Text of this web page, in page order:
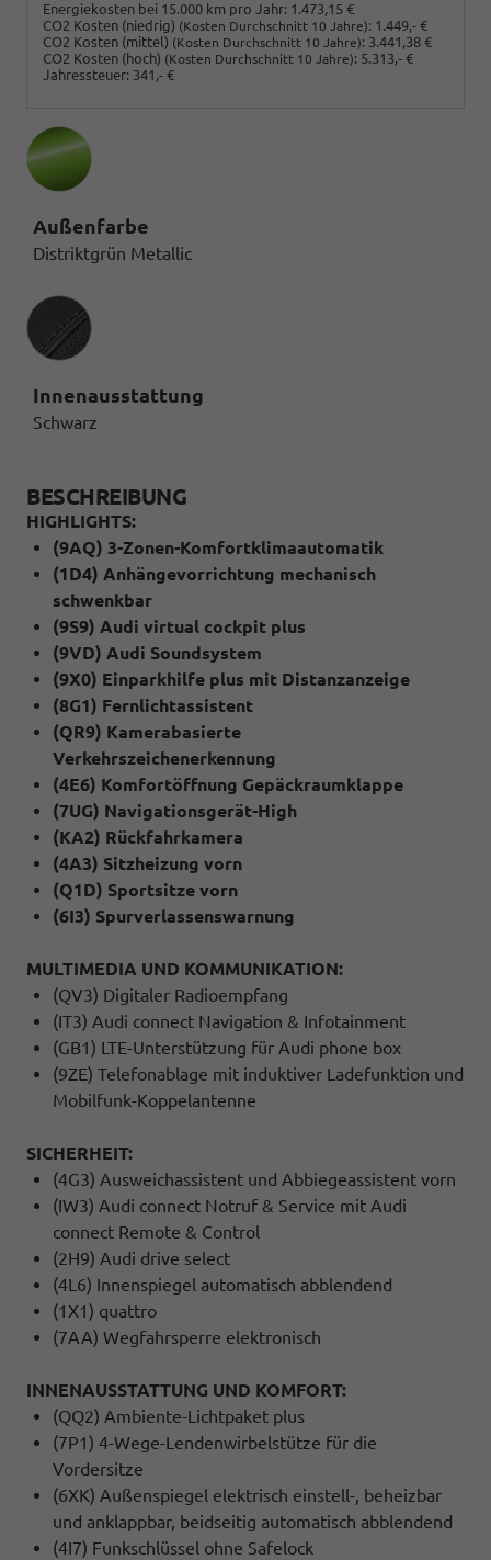
Energiekosten bei 15.000 km pro Jahr: 1.473,15 €
CO2 Kosten (niedrig) (Kosten Durchschnitt 10 Jahre): 1.449,- €
CO2 Kosten (mittel) (Kosten Durchschnitt 10 Jahre): 3.441,38 €
CO2 Kosten (hoch) (Kosten Durchschnitt 10 Jahre): 5.313,- €
Jahressteuer: 341,- €
Außenfarbe
Distriktgrün Metallic
Innenausstattung
Innenausstattung
Schwarz
BESCHREIBUNG
HIGHLIGHTS:
(9AQ) 3-Zonen-Komfortklimaautomatik
(1D4) Anhängevorrichtung mechanisch
schwenkbar
(9S9) Audi virtual cockpit plus
(9VD) Audi Soundsystem
(9X0) Einparkhilfe plus mit Distanzanzeige
(8G1) Fernlichtassistent
(QR9) Kamerabasierte
Verkehrszeichenerkennung
(4E6) Komfortöffnung Gepäckraumklappe
(7UG) Navigationsgerät-High
(KA2) Rückfahrkamera
(4A3) Sitzheizung vorn
(Q1D) Sportsitze vorn
(6I3) Spurverlassenswarnung
MULTIMEDIA UND KOMMUNIKATION:
(QV3) Digitaler Radioempfang
(IT3) Audi connect Navigation & Infotainment
(GB1) LTE-Unterstützung für Audi phone box
(9ZE) Telefonablage mit induktiver Ladefunktion und
Mobilfunk-Koppelantenne
SICHERHEIT:
(4G3) Ausweichassistent und Abbiegeassistent vorn
(IW3) Audi connect Notruf & Service mit Audi
connect Remote & Control
(2H9) Audi drive select
(4L6) Innenspiegel automatisch abblendend
(1X1) quattro
(7AA) Wegfahrsperre elektronisch
INNENAUSSTATTUNG UND KOMFORT:
(QQ2) Ambiente-Lichtpaket plus
(7P1) 4-Wege-Lendenwirbelstütze für die
Vordersitze
(6XK) Außenspiegel elektrisch einstell-, beheizbar
und anklappbar, beidseitig automatisch abblendend
(4I7) Funkschlüssel ohne Safelock